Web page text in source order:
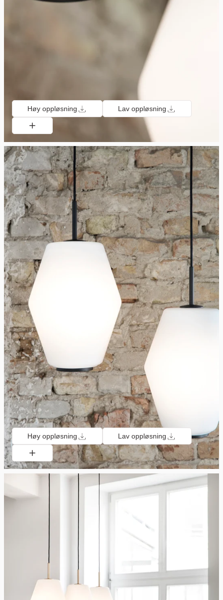
Høy oppløsning Lav oppløsning
Høy oppløsning Lav oppløsning